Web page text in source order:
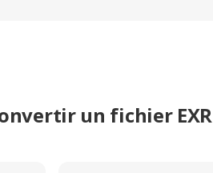
un fichier EXR